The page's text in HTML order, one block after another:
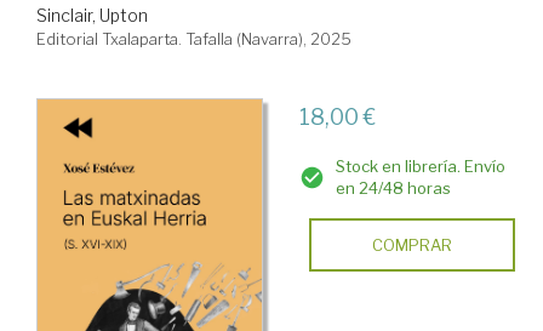
Sinclair, Upton
Editorial Txalaparta. Tafalla (Navarra), 2025
18,00 €
Stock en librería. Envío
en 24/48 horas
COMPRAR